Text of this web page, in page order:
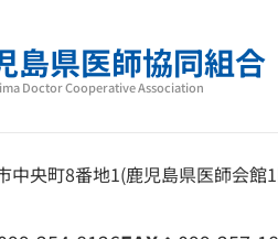
島県医師協同組合
Doctor Cooperative Association
中央町8番地1(鹿児島県医師会館